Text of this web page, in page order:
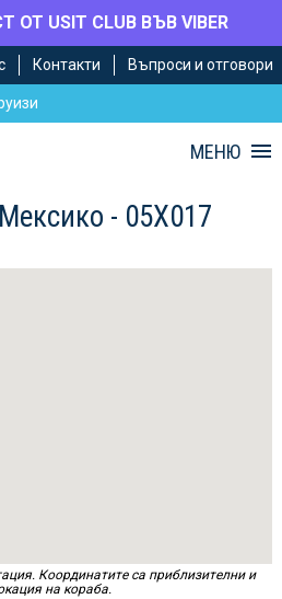
USIT CLUB ВЪВ VIBER
Контакти Въпроси и отговори
МЕНЮ
- 05X017
Координатите са приблизителни и
на кораба.